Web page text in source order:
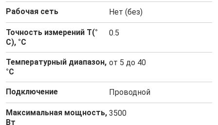
Рабочая сеть Нет (без)
Точность измерений T(°
C), °C
0.5
Температурный диапазон,
°C
от 5 до 40
Подключение Проводной
Максимальная мощность,
Вт
3500